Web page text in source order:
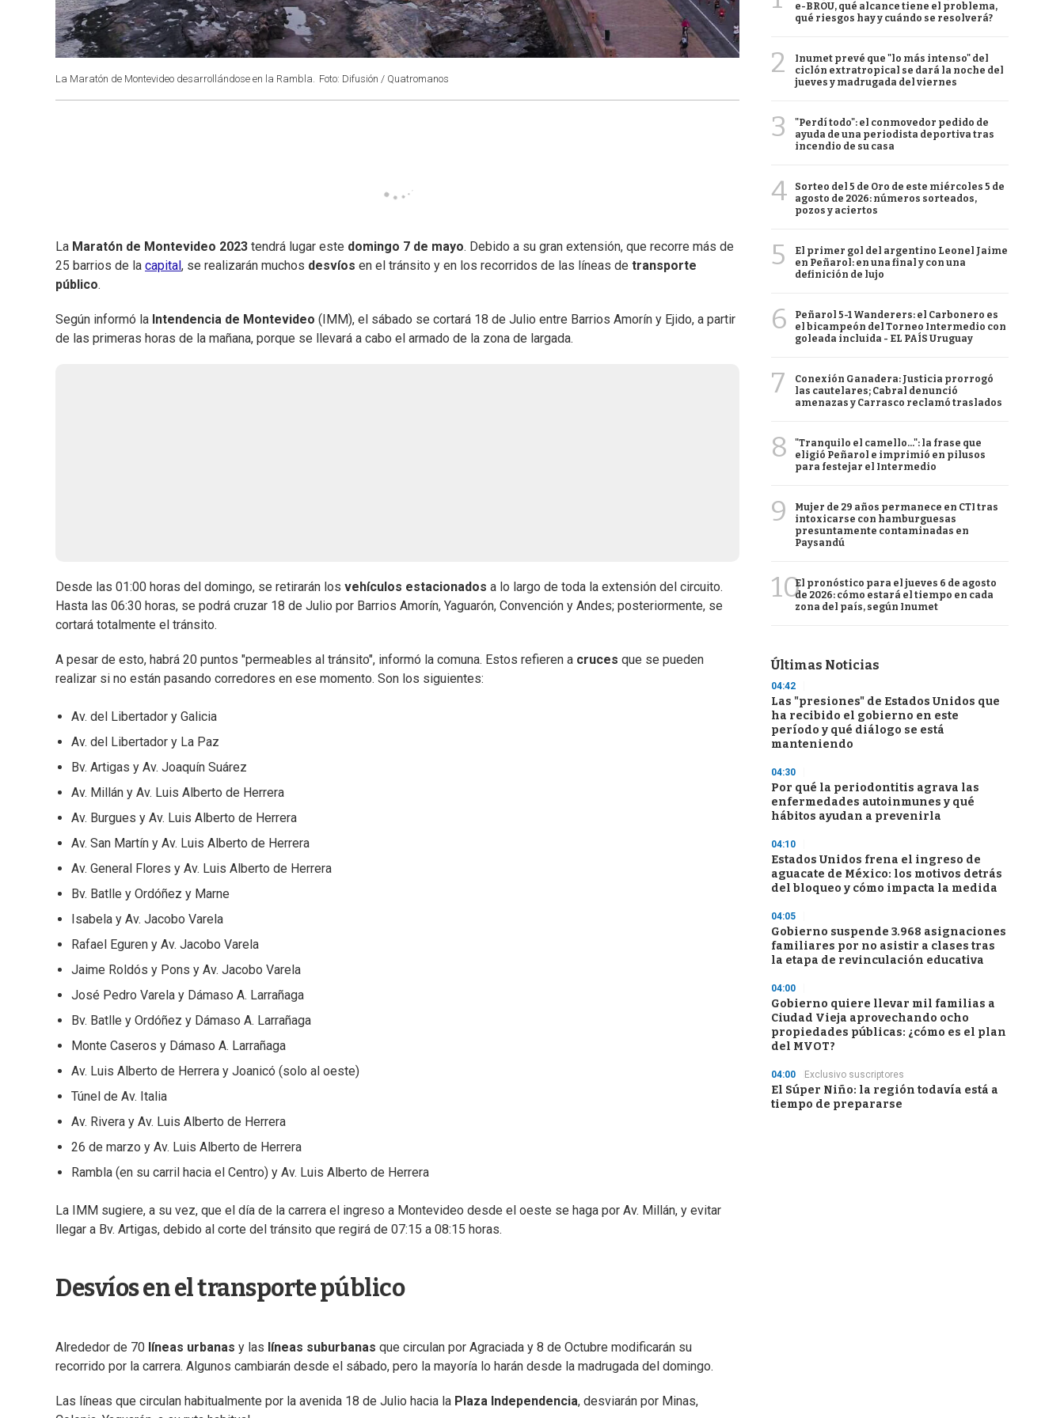
La Maratón de Montevideo desarrollándose en la Rambla. Foto: Difusión / Quatromanos
La Maratón de Montevideo 2023 tendrá lugar este domingo 7 de mayo. Debido a su gran extensión, que recorre más de
25 barrios de la capital , se realizarán muchos desvíos en el tránsito y en los recorridos de las líneas de transporte
público.
Según informó la Intendencia de Montevideo (IMM), el sábado se cortará 18 de Julio entre Barrios Amorín y Ejido, a partir
de las primeras horas de la mañana, porque se llevará a cabo el armado de la zona de largada.
Desde las 01:00 horas del domingo, se retirarán los vehículos estacionados a lo largo de toda la extensión del circuito.
Hasta las 06:30 horas, se podrá cruzar 18 de Julio por Barrios Amorín, Yaguarón, Convención y Andes; posteriormente, se
cortará totalmente el tránsito.
A pesar de esto, habrá 20 puntos "permeables al tránsito", informó la comuna. Estos refieren a cruces que se pueden
realizar si no están pasando corredores en ese momento. Son los siguientes:
Av. del Libertador y Galicia
Av. del Libertador y La Paz
Bv. Artigas y Av. Joaquín Suárez
Av. Millán y Av. Luis Alberto de Herrera
Av. Burgues y Av. Luis Alberto de Herrera
Av. San Martín y Av. Luis Alberto de Herrera
Av. General Flores y Av. Luis Alberto de Herrera
Bv. Batlle y Ordóñez y Marne
Isabela y Av. Jacobo Varela
Rafael Eguren y Av. Jacobo Varela
Jaime Roldós y Pons y Av. Jacobo Varela
José Pedro Varela y Dámaso A. Larrañaga
Bv. Batlle y Ordóñez y Dámaso A. Larrañaga
Monte Caseros y Dámaso A. Larrañaga
Av. Luis Alberto de Herrera y Joanicó (solo al oeste)
Túnel de Av. Italia
Av. Rivera y Av. Luis Alberto de Herrera
26 de marzo y Av. Luis Alberto de Herrera
Rambla (en su carril hacia el Centro) y Av. Luis Alberto de Herrera
La IMM sugiere, a su vez, que el día de la carrera el ingreso a Montevideo desde el oeste se haga por Av. Millán, y evitar
llegar a Bv. Artigas, debido al corte del tránsito que regirá de 07:15 a 08:15 horas.
Desvíos en el transporte público
Alrededor de 70 líneas urbanas y las líneas suburbanas que circulan por Agraciada y 8 de Octubre modificarán su
recorrido por la carrera. Algunos cambiarán desde el sábado, pero la mayoría lo harán desde la madrugada del domingo.
Las líneas que circulan habitualmente por la avenida 18 de Julio hacia la Plaza Independencia, desviarán por Minas,
e-BROU, qué alcance tiene el problema,
qué riesgos hay y cuándo se resolverá?
2
Inumet prevé que "lo más intenso" del
ciclón extratropical se dará la noche del
jueves y madrugada del viernes
3
"Perdí todo": el conmovedor pedido de
ayuda de una periodista deportiva tras
incendio de su casa
4
Sorteo del 5 de Oro de este miércoles 5 de
agosto de 2026: números sorteados,
pozos y aciertos
5
El primer gol del argentino Leonel Jaime
en Peñarol: en una final y con una
definición de lujo
6
Peñarol 5-1 Wanderers: el Carbonero es
el bicampeón del Torneo Intermedio con
goleada incluida - EL PAÍS Uruguay
7
Conexión Ganadera: Justicia prorrogó
las cautelares; Cabral denunció
amenazas y Carrasco reclamó traslados
8
"Tranquilo el camello...": la frase que
eligió Peñarol e imprimió en pilusos
para festejar el Intermedio
9
Mujer de 29 años permanece en CTI tras
intoxicarse con hamburguesas
presuntamente contaminadas en
Paysandú
10El pronóstico para el jueves 6 de agosto
de 2026: cómo estará el tiempo en cada
zona del país, según Inumet
Últimas Noticias
04:42
Las "presiones" de Estados Unidos que
ha recibido el gobierno en este
período y qué diálogo se está
manteniendo
04:30
Por qué la periodontitis agrava las
enfermedades autoinmunes y qué
hábitos ayudan a prevenirla
04:10
Estados Unidos frena el ingreso de
aguacate de México: los motivos detrás
del bloqueo y cómo impacta la medida
04:05
Gobierno suspende 3.968 asignaciones
familiares por no asistir a clases tras
la etapa de revinculación educativa
04:00
Gobierno quiere llevar mil familias a
Ciudad Vieja aprovechando ocho
propiedades públicas: ¿cómo es el plan
del MVOT?
04:00 Exclusivo suscriptores
El Súper Niño: la región todavía está a
tiempo de prepararse